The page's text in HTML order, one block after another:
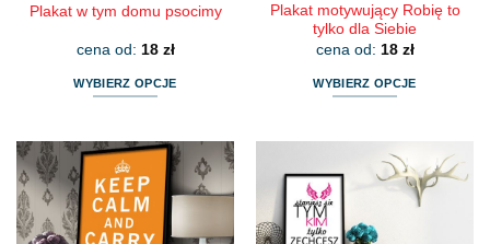
Plakat w tym domu psocimy
cena od: 18 zł
WYBIERZ OPCJE
ma
wiele
wariantów.
Opcje
Plakat motywujący Robię to
tylko dla Siebie
cena od: 18 zł
WYBIERZ OPCJE
wiele
wariantów.
Opcje